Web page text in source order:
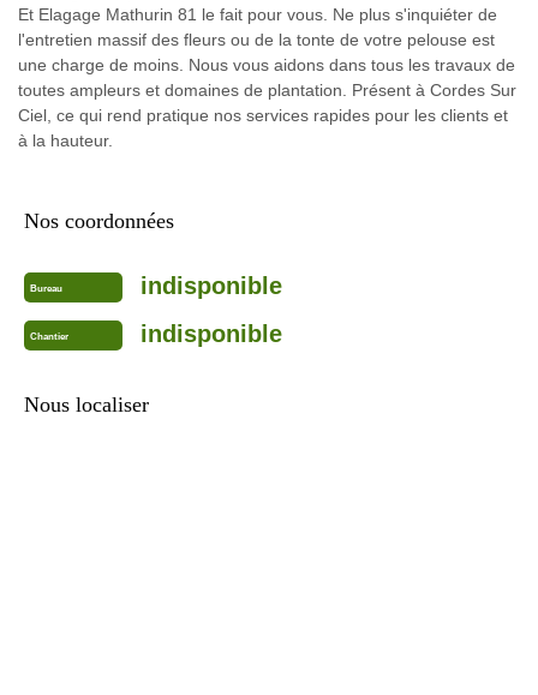
Et Elagage Mathurin 81 le fait pour vous. Ne plus s'inquiéter de
l'entretien massif des fleurs ou de la tonte de votre pelouse est
une charge de moins. Nous vous aidons dans tous les travaux de
toutes ampleurs et domaines de plantation. Présent à Cordes Sur
Ciel, ce qui rend pratique nos services rapides pour les clients et
à la hauteur.
Nos coordonnées
Bureau indisponible
Chantier indisponible
Nous localiser